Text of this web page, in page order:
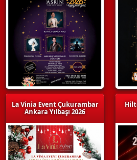
La Vinia Event Çukurambar
Ankara Yılbaşı 2026